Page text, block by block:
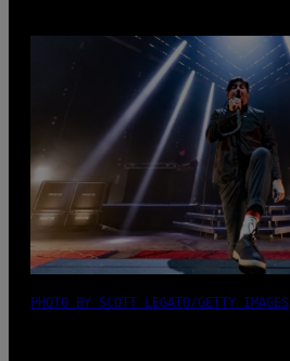
PHOTO BY SCOTT LEGATO/GETTY IMAGES